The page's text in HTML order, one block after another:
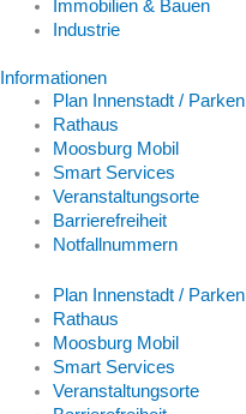
Immobilien & Bauen
Industrie
Informationen
Plan Innenstadt / Parken
Rathaus
Moosburg Mobil
Smart Services
Veranstaltungsorte
Barrierefreiheit
Notfallnummern
Plan Innenstadt / Parken
Rathaus
Moosburg Mobil
Smart Services
Veranstaltungsorte